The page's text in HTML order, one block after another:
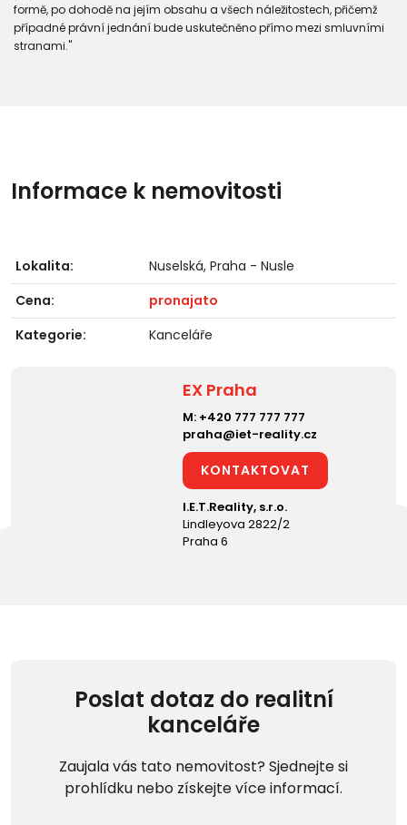
formě, po dohodě na jejím obsahu a všech náležitostech, přičemž
případné právní jednání bude uskutečněno přímo mezi smluvními
stranami."
Informace k nemovitosti
Lokalita:
Nuselská, Praha - Nusle
Cena:
pronajato
Kategorie:
Kanceláře
EX Praha
M: +420 777 777 777
praha@iet-reality.cz
KONTAKTOVAT
I.E.T.Reality, s.r.o.
Lindleyova 2822/2
Praha 6
Poslat dotaz do realitní
kanceláře
Zaujala vás tato nemovitost? Sjednejte si
prohlídku nebo získejte více informací.